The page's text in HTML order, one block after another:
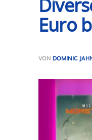
Euro
VON DOMINIC